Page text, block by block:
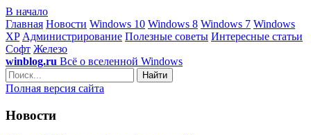
В начало
Главная Новости Windows 10 Windows 8 Windows 7 Windows
XP Администрирование Полезные советы Интересные статьи
Софт Железо
winblog.ru Всё о вселенной Windows
Найти
Полная версия сайта
Новости